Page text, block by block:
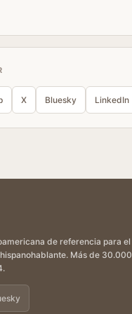
X Bluesky LinkedIn
de referencia para el
Más de 30.000